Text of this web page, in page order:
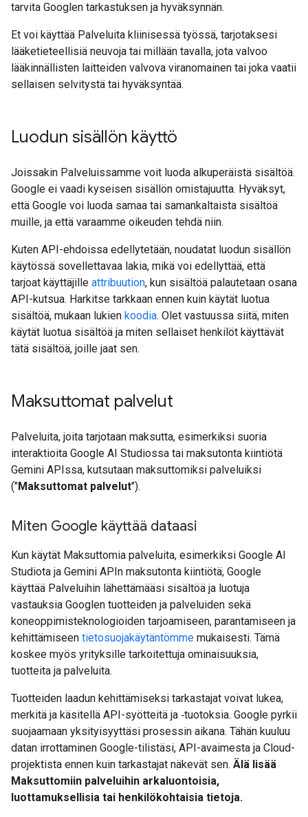
tarvita Googlen tarkastuksen ja hyväksynnän.
Et voi käyttää Palveluita kliinisessä työssä, tarjotaksesi
lääketieteellisiä neuvoja tai millään tavalla, jota valvoo
lääkinnällisten laitteiden valvova viranomainen tai joka vaatii
sellaisen selvitystä tai hyväksyntää.
Luodun sisällön käyttö
Joissakin Palveluissamme voit luoda alkuperäistä sisältöä.
Google ei vaadi kyseisen sisällön omistajuutta. Hyväksyt,
että Google voi luoda samaa tai samankaltaista sisältöä
muille, ja että varaamme oikeuden tehdä niin.
Kuten API-ehdoissa edellytetään, noudatat luodun sisällön
käytössä sovellettavaa lakia, mikä voi edellyttää, että
tarjoat käyttäjille attribuution, kun sisältöä palautetaan osana
API-kutsua. Harkitse tarkkaan ennen kuin käytät luotua
sisältöä, mukaan lukien koodia. Olet vastuussa siitä, miten
käytät luotua sisältöä ja miten sellaiset henkilöt käyttävät
tätä sisältöä, joille jaat sen.
Maksuttomat palvelut
Palveluita, joita tarjotaan maksutta, esimerkiksi suoria
interaktioita Google AI Studiossa tai maksutonta kiintiötä
Gemini APIssa, kutsutaan maksuttomiksi palveluiksi
("Maksuttomat palvelut").
Miten Google käyttää dataasi
Kun käytät Maksuttomia palveluita, esimerkiksi Google AI
Studiota ja Gemini APIn maksutonta kiintiötä, Google
käyttää Palveluihin lähettämääsi sisältöä ja luotuja
vastauksia Googlen tuotteiden ja palveluiden sekä
koneoppimisteknologioiden tarjoamiseen, parantamiseen ja
kehittämiseen tietosuojakäytäntömme mukaisesti. Tämä
koskee myös yrityksille tarkoitettuja ominaisuuksia,
tuotteita ja palveluita.
Tuotteiden laadun kehittämiseksi tarkastajat voivat lukea,
merkitä ja käsitellä API-syötteitä ja ‑tuotoksia. Google pyrkii
suojaamaan yksityisyyttäsi prosessin aikana. Tähän kuuluu
datan irrottaminen Google-tilistäsi, API-avaimesta ja Cloud-
projektista ennen kuin tarkastajat näkevät sen. Älä lisää
Maksuttomiin palveluihin arkaluontoisia,
luottamuksellisia tai henkilökohtaisia tietoja.